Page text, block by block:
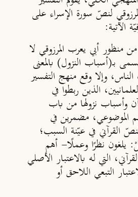
لنصّ سورة الإسراء على
الآتية:
منظور أبي يعرب المرزوقي لا
بــ(أسباب النزول) بالمعنى
وإلا وقع منهج التفسير
الذين ربطوا في
وأسباب نزولها من باب
الموضوعي، مضمرين في
القرآني في عيّنة السبب؛
يلغون نظرًا وعملًا- أهم
التي له بالاعتبار الأصلي
التبعي اللاحق أو